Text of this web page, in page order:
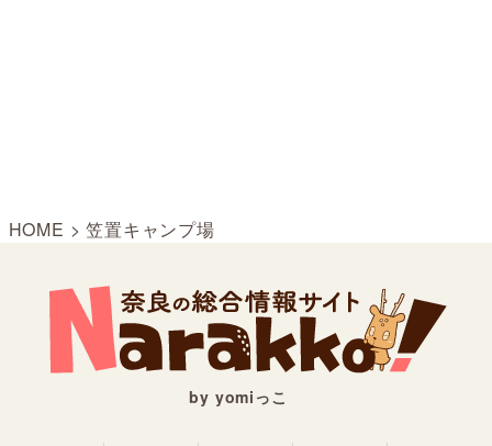
HOME >笠置キャンプ場
by yomiっこ